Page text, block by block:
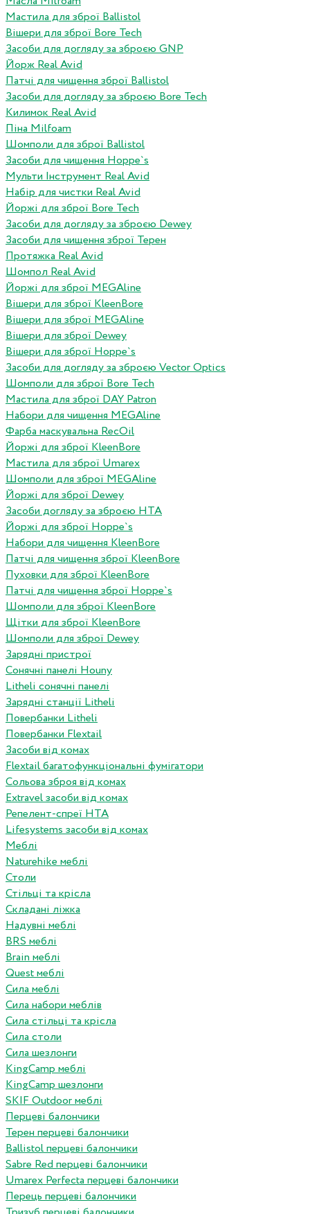
Мастила для зброї Ballistol
Вішери для зброї Bore Tech
Засоби для догляду за зброєю GNP
Йорж Real Avid
Патчі для чищення зброї Ballistol
Засоби для догляду за зброєю Bore Tech
Килимок Real Avid
Піна Milfoam
Шомполи для зброї Ballistol
Засоби для чищення Hoppe`s
Мульти Інструмент Real Avid
Набір для чистки Real Avid
Йоржі для зброї Bore Tech
Засоби для догляду за зброєю Dewey
Засоби для чищення зброї Терен
Протяжка Real Avid
Шомпол Real Avid
Йоржі для зброї MEGAline
Вішери для зброї KleenBore
Вішери для зброї MEGAline
Вішери для зброї Dewey
Вішери для зброї Hoppe`s
Засоби для догляду за зброєю Vector Optics
Шомполи для зброї Bore Tech
Мастила для зброї DAY Patron
Набори для чищення MEGAline
Фарба маскувальна RecOil
Йоржі для зброї KleenBore
Мастила для зброї Umarex
Шомполи для зброї MEGAline
Йоржі для зброї Dewey
Засоби догляду за зброєю HTA
Йоржі для зброї Hoppe`s
Набори для чищення KleenBore
Патчі для чищення зброї KleenBore
Пуховки для зброї KleenBore
Патчі для чищення зброї Hoppe`s
Шомполи для зброї KleenBore
Щітки для зброї KleenBore
Шомполи для зброї Dewey
Зарядні пристрої
Сонячні панелі Houny
Litheli сонячні панелі
Зарядні станції Litheli
Повербанки Litheli
Повербанки Flextail
Засоби від комах
Flextail багатофункціональні фумігатори
Сольова зброя від комах
Extravel засоби від комах
Репелент-спреї HTA
Lifesystems засоби від комах
Меблі
Naturehike меблі
Столи
Стільці та крісла
Складані ліжка
Надувні меблі
BRS меблі
Brain меблі
Quest меблі
Сила меблі
Сила набори меблів
Сила стільці та крісла
Сила столи
Сила шезлонги
KingCamp меблі
KingCamp шезлонги
SKIF Outdoor меблі
Перцеві балончики
Терен перцеві балончики
Ballistol перцеві балончики
Sabre Red перцеві балончики
Umarex Perfecta перцеві балончики
Перець перцеві балончики